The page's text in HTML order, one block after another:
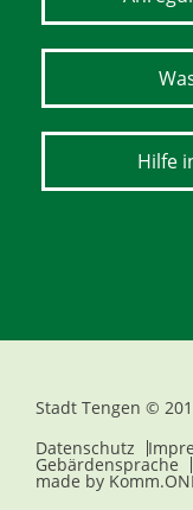
Hilfe
Stadt Tengen ©
Datenschutz
Gebärdensprache
made by